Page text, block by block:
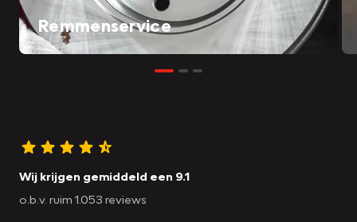
Remmenservice
Wij krijgen gemiddeld een 9.1
o.b.v. ruim 1.053 reviews